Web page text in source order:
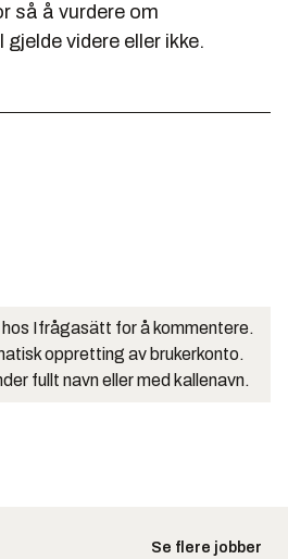
så å vurdere om
videre eller ikke.
Ifrågasätt for å kommentere.
oppretting av brukerkonto.
fullt navn eller med kallenavn.
Se flere jobber